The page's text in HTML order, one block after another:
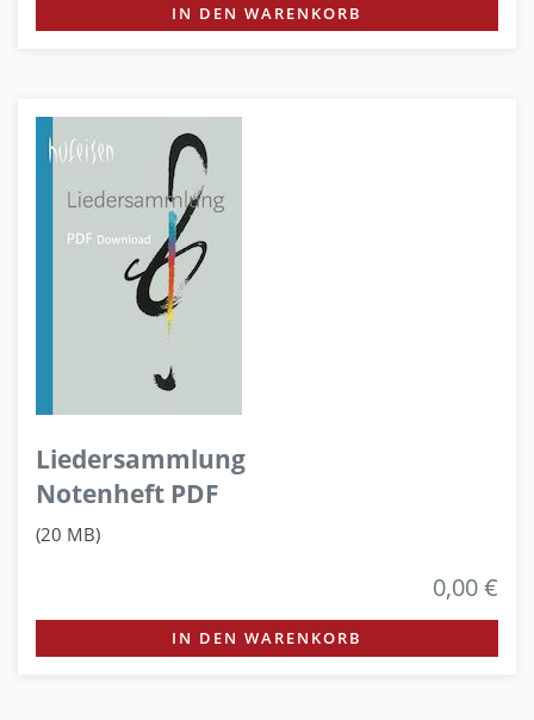
IN DEN WARENKORB
Liedersammlung
Notenheft PDF
(20 MB)
0,00 €
IN DEN WARENKORB